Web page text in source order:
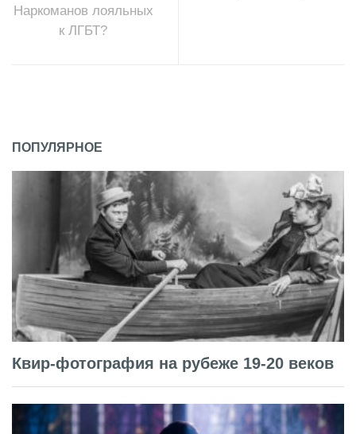
Наркоманов лояльных
к ЛГБТ?
ПОПУЛЯРНОЕ
Квир-фотография на рубеже 19-20 веков